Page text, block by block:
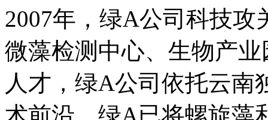
2007年，绿A公司科技
微藻检测中心、生物产
人才，绿A公司依托云南
术前沿，绿A已将螺旋藻